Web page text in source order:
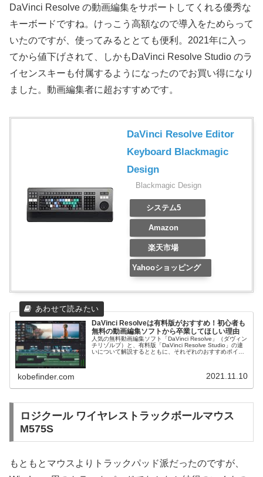
DaVinci Resolve の動画編集をサポートしてくれる優秀な
キーボードですね。けっこう高額なので導入をためらって
いたのですが、使ってみるととても便利。2021年に入っ
てから値下げされて、しかもDaVinci Resolve Studio のラ
イセンスキーも付属するようになったのでお買い得になり
ました。動画編集者に超おすすめです。
DaVinci Resolve Editor
Keyboard Blackmagic
Design
Blackmagic Design
システム5
Amazon
楽天市場
Yahooショッピング
DaVinci Resolveは有料版がおすすめ！初心者も
無料の動画編集ソフトから卒業してほしい理由
人気の無料動画編集ソフト「DaVinci Resolve」（ダヴィン
チリゾルブ）と、有料版「DaVinci Resolve Studio」の違
いについて解説するとともに、それぞれのおすすめポイン
kobefinder.com 2021.11.10
ロジクール ワイヤレストラックボールマウス
M575S
もともとマウスよりトラックパッド派だったのですが、